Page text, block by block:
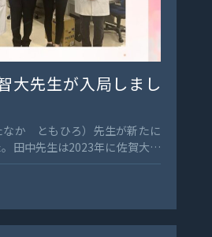
だきました。 ESTROの参加者
に聴講したセッションでは、
ュニジア、オーストラリア、
くの参加者が集まっていまし
規模とは桁が違い、その規模
た。 また、最新の大規模臨床
まりセッションとして設けら
ど、大変勉強になる内容が多
戸山先生本人からのコメント
がん治療センター（サガハイ
の度、大石先生と一緒に
たので簡単にご報告させてい
明けの久々の国際学会で、し
ともあり緊張しましたが、し
大先生が入局しまし
か ともひろ）先生が新たに
田中先生は2023年に佐賀大学
佐賀大学放射線科の一員とし
り組んでまいります。皆様、
します。